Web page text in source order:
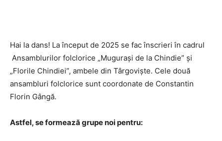
Hai la dans! La început de 2025 se fac înscrieri în cadrul
Ansamblurilor folclorice „Mugurași de la Chindie” și
„Florile Chindiei”, ambele din Târgoviște. Cele două
ansambluri folclorice sunt coordonate de Constantin
Florin Gângă.
Astfel, se formează grupe noi pentru: